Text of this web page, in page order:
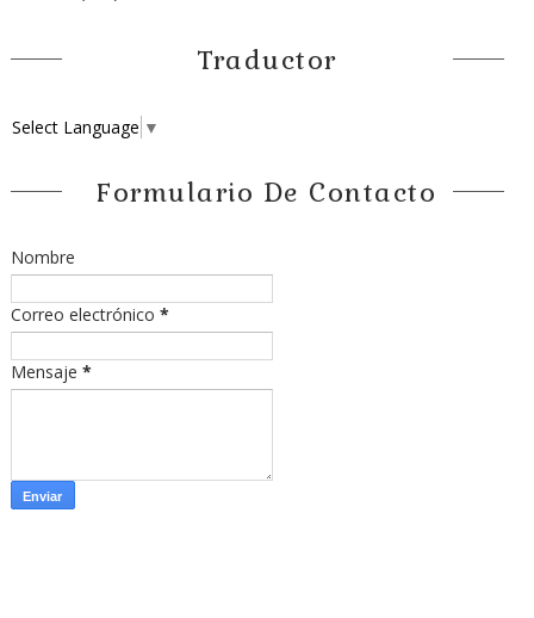
Traductor
Select Language ▼
Formulario De Contacto
Nombre
Correo electrónico *
Mensaje *